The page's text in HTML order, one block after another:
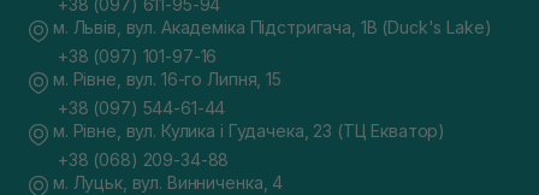
+38 (097) 611-95-94
м. Львів, вул. Академіка Підстригача, 1В (Duck's Lake)
+38 (097) 101-97-16
м. Рівне, вул. 16-го Липня, 15
+38 (097) 544-61-44
м. Рівне, вул. Кулика і Гудачека, 23 (ТЦ Екватор)
+38 (068) 209-34-88
м. Луцьк, вул. Винниченка, 4